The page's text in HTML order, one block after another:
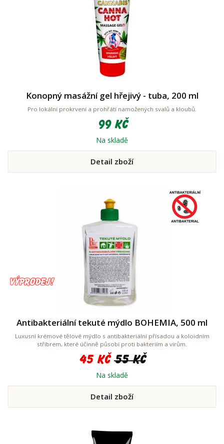
Konopný masážní gel hřejivý - tuba, 200 ml
Pro lokální prokrvení a prohřátí namožených svalů a kloubů.
99 Kč
Na skladě
Detail zboží
Antibakteriální tekuté mýdlo BOHEMIA, 500 ml
Luxusní krémové tělové mýdlo s antibakteriální přísadou a koloidním
stříbrem, které účinně působí proti bakteriím a virům.
45 Kč 55 Kč
Na skladě
Detail zboží